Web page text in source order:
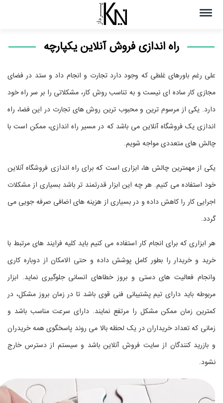
راه اندازی فروش آنلاین یکپارچه
علی رغم باورهای غلطی که وجود دارد تجارت و انجام داد و ستد در فضای
مجازی کار ساده ای نیست و به تناسب روش کار، مشکلاتی را بر سر راه خود
دارد. یکی از مرسوم ترین و محبوب ترین روش های تجارت در این فضا، راه
اندازی یک فروشگاه آنلاین می باشد که در مسیر راه اندازی، ممکن است با
چالش های متعددی مواجه شویم.
یکی از مهمترین چالش ها، ابزاری است که برای راه اندازی فروشگاه آنلاین
خود استفاده می کنیم. هر چه این ابزار قدرتمند تر باشد بسیاری از مشکلات
اجرایی کار را کاهش داده و در بسیاری از هزینه های اضافی صرفه جویی می
گردد.
هر ابزاری که برای انجام کار استفاده می کنیم باید کلیه فرایند های مرتبط با
خرید و خریدار را بطور کامل پوشش داده و حتی الامکان از دوباره کاری
وانجام فعالیت های دستی و بروز خطاهای انسانی جلوگیری نماید. ابزار
مربوطه باید دارای تیم پشتیبانی فنی قوی باشد تا در زمان بروز مشکل، در
کمترین زمان ممکن مشکل را مرتفع نمایند. دارای سرعت مناسب باشد و
زمانی که تعداد خریداران در یک لحظه بالا می روند پاسخگوی همه خریدران
و بازرید کنندگان از سایت فروش آنلاین باشد و سیستم از دسترس خارج
نشود.